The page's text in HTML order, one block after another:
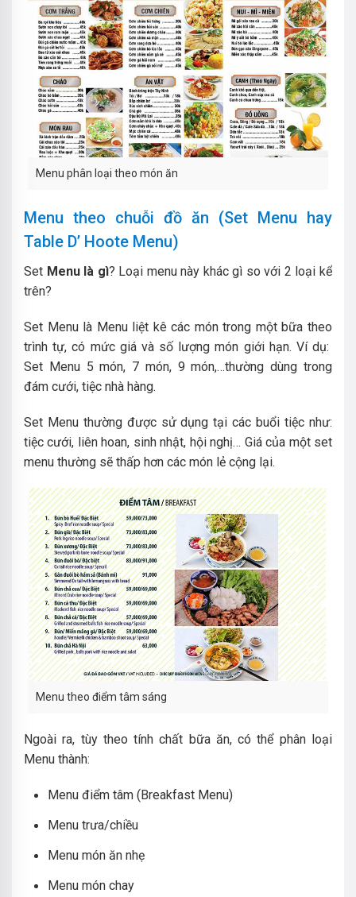
Menu phân loại theo món ăn
Menu theo chuỗi đồ ăn (Set Menu hay
Table D’ Hoote Menu)
Set Menu là gì? Loại menu này khác gì so với 2 loại kể
trên?
Set Menu là Menu liệt kê các món trong một bữa theo
trình tự, có mức giá và số lượng món giới hạn. Ví dụ:
Set Menu 5 món, 7 món, 9 món,…thường dùng trong
đám cưới, tiệc nhà hàng.
Set Menu thường được sử dụng tại các buổi tiệc như:
tiệc cưới, liên hoan, sinh nhật, hội nghị… Giá của một set
menu thường sẽ thấp hơn các món lẻ cộng lại.
Menu theo điểm tâm sáng
Ngoài ra, tùy theo tính chất bữa ăn, có thể phân loại
Menu thành:
Menu điểm tâm (Breakfast Menu)
Menu trưa/chiều
Menu món ăn nhẹ
Menu món chay